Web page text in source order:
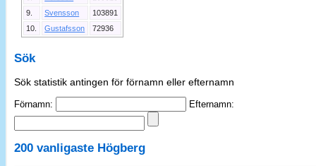
9.
Svensson
103891
10.
Gustafsson 72936
Sök
Sök statistik antingen för förnamn eller efternamn
Förnamn: Efternamn:
200 vanligaste Högberg